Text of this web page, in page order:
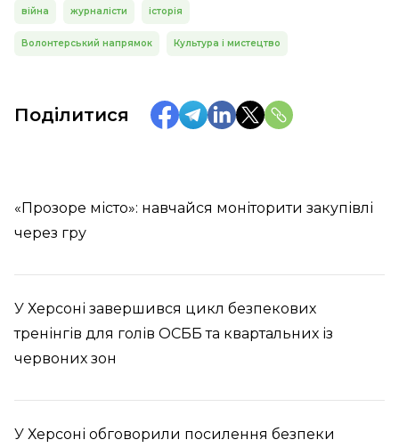
війна журналісти історія
Волонтерський напрямок Культура і мистецтво
Поділитися
«Прозоре місто»: навчайся моніторити закупівлі
через гру
У Херсоні завершився цикл безпекових
тренінгів для голів ОСББ та квартальних із
червоних зон
У Херсоні обговорили посилення безпеки